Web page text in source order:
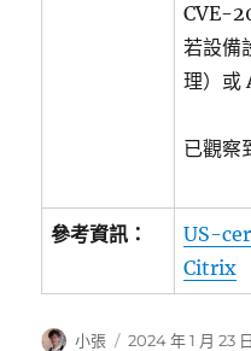
CVE-
若設備
理）或
已觀察
參考資訊：
US-
Citrix
作
小張
發
2024 年 1 月 23 日